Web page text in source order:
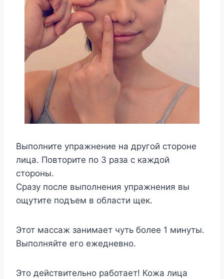
Выполните упражнение на другой стороне
лица. Повторите по 3 раза с каждой
стороны.
Сразу после выполнения упражнения вы
ощутите подъем в области щек.
Этот массаж занимает чуть более 1 минуты.
Выполняйте его ежедневно.
Это действительно работает! Кожа лица